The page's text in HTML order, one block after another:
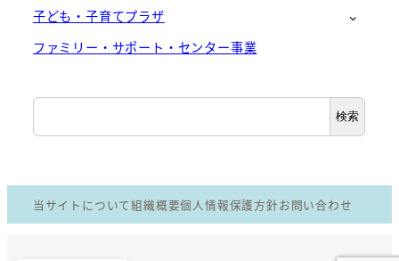
子ども・子育てプラザ
ファミリー・サポート・センター事業
検
索
検索
当サイトについて組織概要個人情報保護方針お問い合わせ